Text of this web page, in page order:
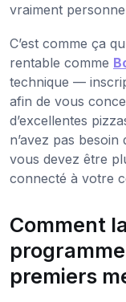
vraiment
C’est comme ça
rentable comme
technique —
afin de vous
d’excellentes
n’avez pas besoin
vous devez être
connecté à votre
Comment
premiers